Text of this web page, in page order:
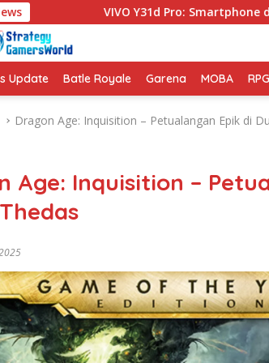
VIVO Y31d Pro: Smartphone dengan
Update Batle Royale Garena MOBA RPG
Dragon Age: Inquisition – Petualangan Epik di
Age: Inquisition –